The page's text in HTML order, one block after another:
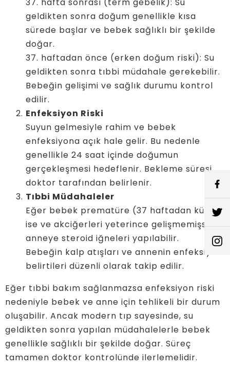
geldikten sonra doğum genellikle kısa
sürede başlar ve bebek sağlıklı bir şekilde
doğar.
37. haftadan önce (erken doğum riski): Su
geldikten sonra tıbbi müdahale gerekebilir.
Bebeğin gelişimi ve sağlık durumu kontrol
edilir.
Enfeksiyon Riski
Suyun gelmesiyle rahim ve bebek
enfeksiyona açık hale gelir. Bu nedenle
genellikle 24 saat içinde doğumun
gerçekleşmesi hedeflenir. Bekleme süresi
doktor tarafından belirlenir.
Tıbbi Müdahaleler
Eğer bebek prematüre (37 haftadan küçük)
ise ve akciğerleri yeterince gelişmemişse,
anneye steroid iğneleri yapılabilir.
Bebeğin kalp atışları ve annenin enfeksiyon
belirtileri düzenli olarak takip edilir.
Eğer tıbbi bakım sağlanmazsa enfeksiyon riski
nedeniyle bebek ve anne için tehlikeli bir durum
oluşabilir. Ancak modern tıp sayesinde, su
geldikten sonra yapılan müdahalelerle bebek
genellikle sağlıklı bir şekilde doğar. Süreç
tamamen doktor kontrolünde ilerlemelidir.